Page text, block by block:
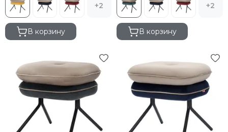
+2
В корзину
+2
В корзину